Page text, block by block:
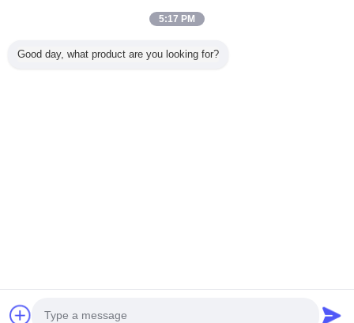
सभी उत्पाद
5:17 PM
Good day, what product are you looking for?